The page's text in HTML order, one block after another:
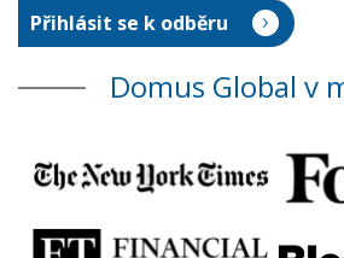
Domus Global v